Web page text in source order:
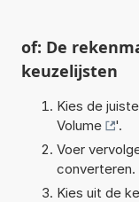
of: De
keuzelijsten
Kies de
Volume
'.
Voer
converteren.
Kies uit de